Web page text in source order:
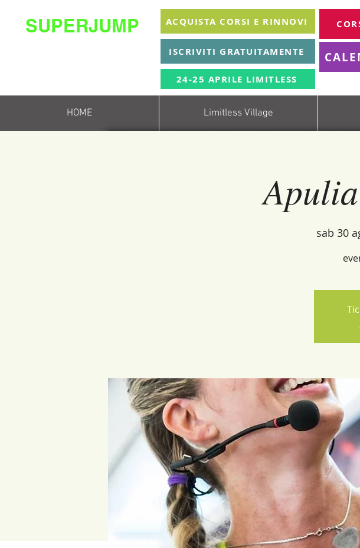
SUPERJUMP
HOME Limitless Village
ACQUISTA CORSI E RINNOVI
ISCRIVITI GRATUITAMENTE
24-25 APRILE LIMITLESS
sab 30